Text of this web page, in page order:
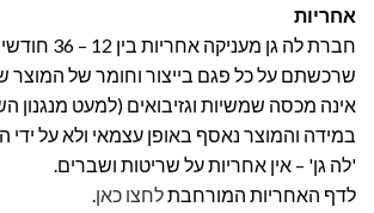
אחריות
חברת לה גן
שרכשתם על כל פגם בייצור וחומר של המוצר
אינה מכסה שמשיות וגזיבואים (למעט מנגנון
במידה והמוצר נאסף באופן עצמאי ולא על
'לה גן' – אין אחריות על שריטות ושברים.
לדף האחריות המורחבתלחצו כאן.